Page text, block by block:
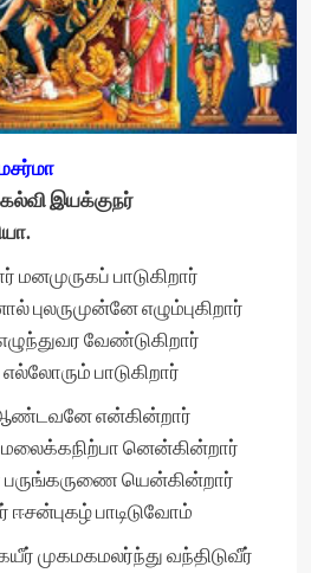
இயக்குநர்
மனமுருகப் பாடுகிறார்
புலருமுன்னே எழும்புகிறார்
வேண்டுகிறார்
பாடுகிறார்
என்கின்றார்
மலைக்கநிற்பா னென்கின்றார்
யென்கின்றார்
ஈசன்புகழ் பாடிடுவோம்
வந்திடுவீர்